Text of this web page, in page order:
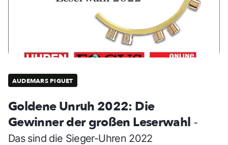
AUDEMARS PIGUET
Goldene Unruh 2022: Die
Gewinner der großen Leserwahl -
Das sind die Sieger-Uhren 2022